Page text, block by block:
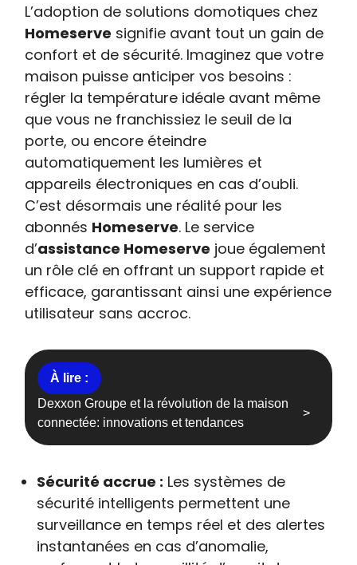
L’adoption de solutions domotiques chez
Homeserve signifie avant tout un gain de
confort et de sécurité. Imaginez que votre
maison puisse anticiper vos besoins :
régler la température idéale avant même
que vous ne franchissiez le seuil de la
porte, ou encore éteindre
automatiquement les lumières et
appareils électroniques en cas d’oubli.
C’est désormais une réalité pour les
abonnés Homeserve. Le service
d’assistance Homeserve joue également
un rôle clé en offrant un support rapide et
efficace, garantissant ainsi une expérience
utilisateur sans accroc.
Dexxon Groupe et la révolution de la maison
connectée: innovations et tendances
Sécurité accrue : Les systèmes de
sécurité intelligents permettent une
surveillance en temps réel et des alertes
instantanées en cas d’anomalie,